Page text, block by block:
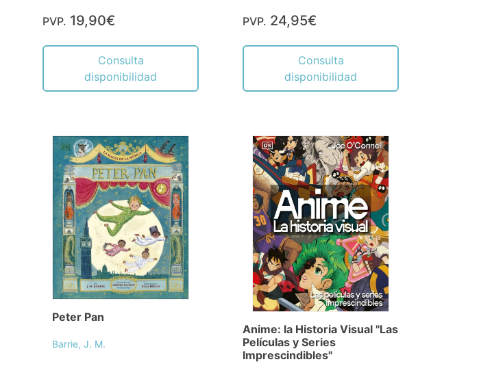
PVP. 19,90€
Consulta
disponibilidad
PVP. 24,95€
Consulta
disponibilidad
Peter Pan
Barrie, J. M.
Anime: la Historia Visual "Las
Películas y Series
Imprescindibles"